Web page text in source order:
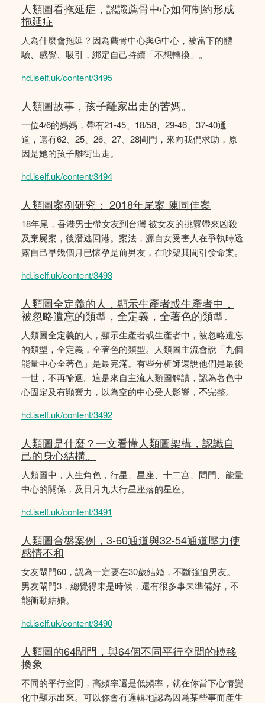
人類圖看拖延症，認識薦骨中心如何制約形成
拖延症
人為什麼會拖延？因為薦骨中心與G中心，被當下的體
驗、感覺、吸引，綁定自己持續「不想轉換」。
hd.iself.uk/content/3495
人類圖故事，孩子離家出走的苦媽。
一位4/6的媽媽，帶有21-45、18/58、29-46、37-40通
道，還有62、25、26、27、28閘門，來向我們求助，原
因是她的孩子離街出走。
hd.iself.uk/content/3494
人類圖案例研究： 2018年尾案 陳同佳案
18年尾，香港男士帶女友到台灣 被女友的挑釁帶來凶殺
及棄屍案，後潛逃回港。案法，源自女受害人在爭執時透
露自己早幾個月已懷孕是前男友，在吵架其間引發命案。
hd.iself.uk/content/3493
人類圖全定義的人，顯示生產者或生產者中，
被忽略遺忘的類型，全定義，全著色的類型。
人類圖全定義的人，顯示生產者或生產者中，被忽略遺忘
的類型，全定義，全著色的類型。人類圖主流會說「九個
能量中心全著色」是最完滿。有些分析師還說他們是最後
一世，不再輪迴。這是來自主流人類圖解讀，認為著色中
心固定及有顯響力，以為空的中心受人影響，𣎴完整。
hd.iself.uk/content/3492
人類圖是什麼？一文看懂人類圖架構，認識自
己的身心結構。
人類圖中，人生角色，行星、星座、十二宫、閘門、能量
中心的關係，及日月九大行星座落的星座。
hd.iself.uk/content/3491
人類圖合盤案例，3-60通道與32-54通道壓力使
感情不和
女友閘門60，認為一定要在30歲結婚，不斷強迫男友。
男友閘門3，總覺得未是時候，還有很多事未準備好，不
能衝動結婚。
hd.iself.uk/content/3490
人類圖的64閘門，與64個不同平行空間的轉移
換象
不同的平行空間，高頻率還是低頻率，就在你當下心情變
化中顯示出來。可以你會有邏輯地認為因爲某些事而產生